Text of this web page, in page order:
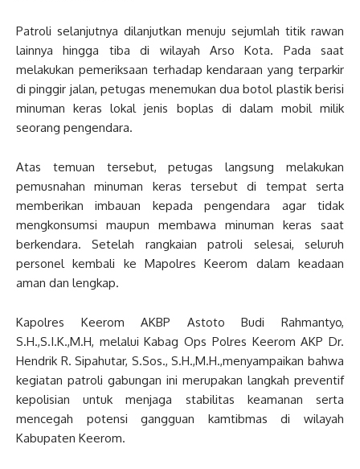
Patroli selanjutnya dilanjutkan menuju sejumlah titik rawan
lainnya hingga tiba di wilayah Arso Kota. Pada saat
melakukan pemeriksaan terhadap kendaraan yang terparkir
di pinggir jalan, petugas menemukan dua botol plastik berisi
minuman keras lokal jenis boplas di dalam mobil milik
seorang pengendara.
Atas temuan tersebut, petugas langsung melakukan
pemusnahan minuman keras tersebut di tempat serta
memberikan imbauan kepada pengendara agar tidak
mengkonsumsi maupun membawa minuman keras saat
berkendara. Setelah rangkaian patroli selesai, seluruh
personel kembali ke Mapolres Keerom dalam keadaan
aman dan lengkap.
Kapolres Keerom AKBP Astoto Budi Rahmantyo,
S.H.,S.I.K.,M.H, melalui Kabag Ops Polres Keerom AKP Dr.
Hendrik R. Sipahutar, S.Sos., S.H.,M.H.,menyampaikan bahwa
kegiatan patroli gabungan ini merupakan langkah preventif
kepolisian untuk menjaga stabilitas keamanan serta
mencegah potensi gangguan kamtibmas di wilayah
Kabupaten Keerom.